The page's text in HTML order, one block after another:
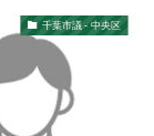
千葉市議 - 中央区